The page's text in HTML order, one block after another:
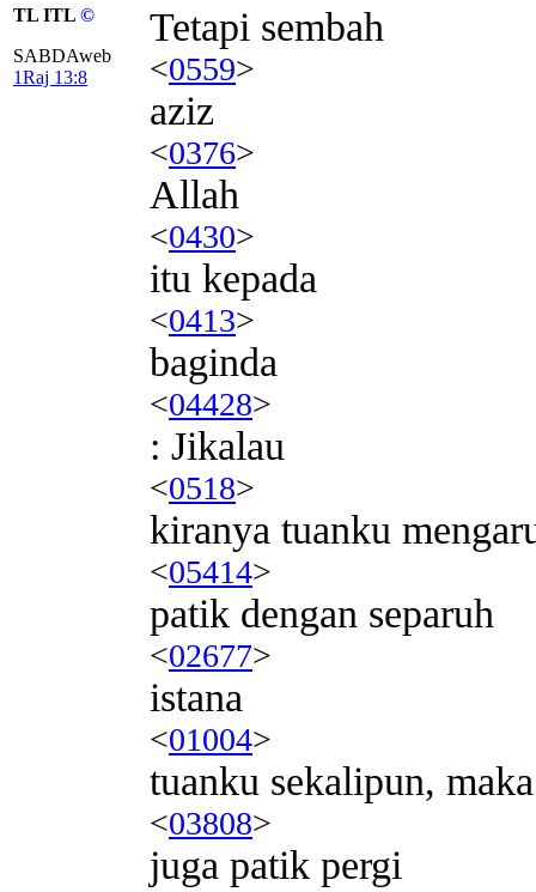
TL ITL ©
SABDAweb
1Raj 13:8
Tetapi sembah
<0559>
aziz
<0376>
Allah
<0430>
itu kepada
<0413>
baginda
<04428>
: Jikalau
<0518>
kiranya tuanku
<05414>
patik dengan separuh
<02677>
istana
<01004>
tuanku sekalipun,
<03808>
juga patik pergi